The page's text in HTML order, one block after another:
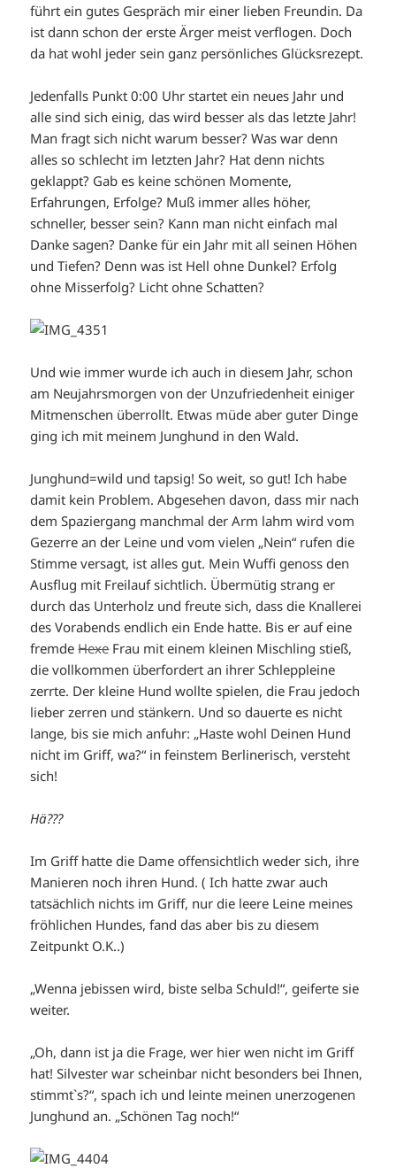
führt ein gutes Gespräch mir einer lieben Freundin. Da
ist dann schon der erste Ärger meist verflogen. Doch
da hat wohl jeder sein ganz persönliches Glücksrezept.
Jedenfalls Punkt 0:00 Uhr startet ein neues Jahr und
alle sind sich einig, das wird besser als das letzte Jahr!
Man fragt sich nicht warum besser? Was war denn
alles so schlecht im letzten Jahr? Hat denn nichts
geklappt? Gab es keine schönen Momente,
Erfahrungen, Erfolge? Muß immer alles höher,
schneller, besser sein? Kann man nicht einfach mal
Danke sagen? Danke für ein Jahr mit all seinen Höhen
und Tiefen? Denn was ist Hell ohne Dunkel? Erfolg
ohne Misserfolg? Licht ohne Schatten?
Und wie immer wurde ich auch in diesem Jahr, schon
am Neujahrsmorgen von der Unzufriedenheit einiger
Mitmenschen überrollt. Etwas müde aber guter Dinge
ging ich mit meinem Junghund in den Wald.
Junghund=wild und tapsig! So weit, so gut! Ich habe
damit kein Problem. Abgesehen davon, dass mir nach
dem Spaziergang manchmal der Arm lahm wird vom
Gezerre an der Leine und vom vielen „Nein“ rufen die
Stimme versagt, ist alles gut. Mein Wuffi genoss den
Ausflug mit Freilauf sichtlich. Übermütig strang er
durch das Unterholz und freute sich, dass die Knallerei
des Vorabends endlich ein Ende hatte. Bis er auf eine
fremdeHexeFrau mit einem kleinen Mischling stieß,
die vollkommen überfordert an ihrer Schleppleine
zerrte. Der kleine Hund wollte spielen, die Frau jedoch
lieber zerren und stänkern. Und so dauerte es nicht
lange, bis sie mich anfuhr: „Haste wohl Deinen Hund
nicht im Griff, wa?“ in feinstem Berlinerisch, versteht
sich!
Hä???
Im Griff hatte die Dame offensichtlich weder sich, ihre
Manieren noch ihren Hund. ( Ich hatte zwar auch
tatsächlich nichts im Griff, nur die leere Leine meines
fröhlichen Hundes, fand das aber bis zu diesem
Zeitpunkt O.K..)
„Wenna jebissen wird, biste selba Schuld!“, geiferte sie
weiter.
„Oh, dann ist ja die Frage, wer hier wen nicht im Griff
hat! Silvester war scheinbar nicht besonders bei Ihnen,
stimmt`s?“, spach ich und leinte meinen unerzogenen
Junghund an. „Schönen Tag noch!“